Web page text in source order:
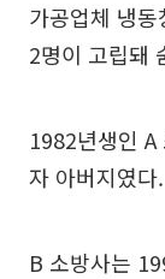
가공업체 냉
2명이 고립돼
1982년생인
자 아버지였다.
B 소방사는